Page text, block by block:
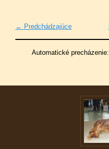
← Predchádzajúce
Automatické precházenie: